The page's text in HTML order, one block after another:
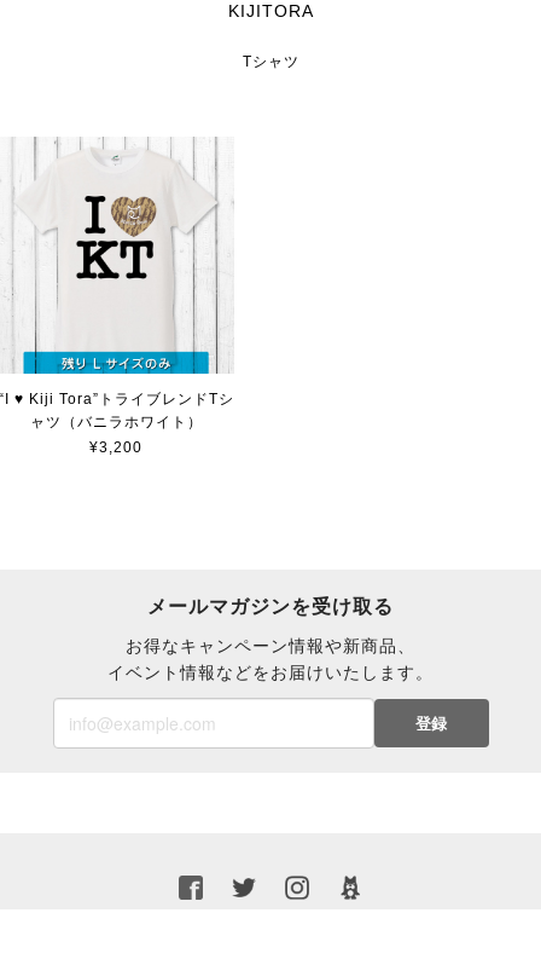
KIJITORA
Tシャツ
♥ Kiji Tora”トライブレンドTシ
ャツ（バニラホワイト）
¥3,200
メールマガジンを受け取る
お得なキャンペーン情報や新商品、
イベント情報などをお届けいたします。
登録